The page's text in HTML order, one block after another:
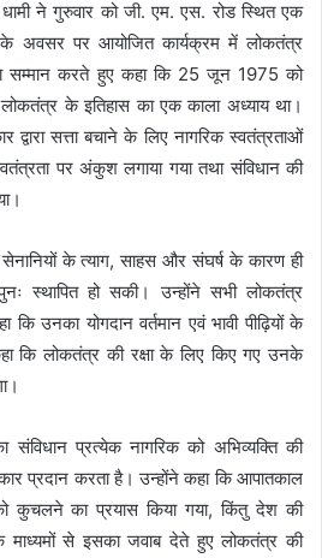
ने गुरुवार को जी. एम. एस. रोड स्थित एक
के अवसर पर आयोजित कार्यक्रम में लोकतंत्र
सम्मान करते हुए कहा कि 25 जून 1975 को
लोकतंत्र के इतिहास का एक काला अध्याय था।
द्वारा सत्ता बचाने के लिए नागरिक स्वतंत्रताओं
पर अंकुश लगाया गया तथा संविधान की
के त्याग, साहस और संघर्ष के कारण ही
स्थापित हो सकी। उन्होंने सभी लोकतंत्र
उनका योगदान वर्तमान एवं भावी पीढ़ियों के
कि लोकतंत्र की रक्षा के लिए किए गए उनके
प्रत्येक नागरिक को अभिव्यक्ति की
प्रदान करता है। उन्होंने कहा कि आपातकाल
कुचलने का प्रयास किया गया, किंतु देश की
से इसका जवाब देते हुए लोकतंत्र की